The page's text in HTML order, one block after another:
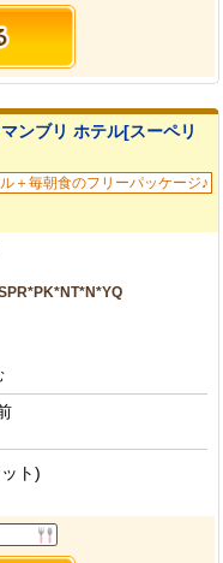
ンブリ ホテル[スーペリ
＋毎朝食のフリーパッケージ♪
ト)